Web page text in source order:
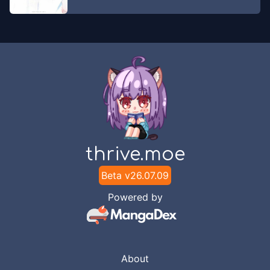
Chapter8-Ngaku-Ngaku Dirinya
Unknown
Memproklamirkan Diri
Ksatria, Natsuki Subaru
Keinginan Penyihir
Berambut Perak
Deklarasi Ideologi
Seleksi Kerajaan
thrive.moe
Beta v26.07.09
Powered by
About